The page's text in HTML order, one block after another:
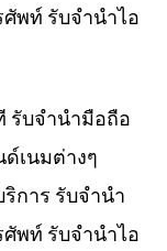
พท์ รับจำนำไอ
รับจำนำมือถือ
เนมต่างๆ
การ รับจำนำ
พท์ รับจำนำไอ